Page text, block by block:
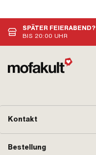
SPÄTER FEIERABEND?
BIS 20:00 UHR
Kontakt
Bestellung